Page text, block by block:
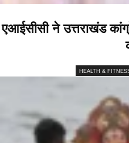
एआईसीसी ने उत्तराखंड
HEALTH &